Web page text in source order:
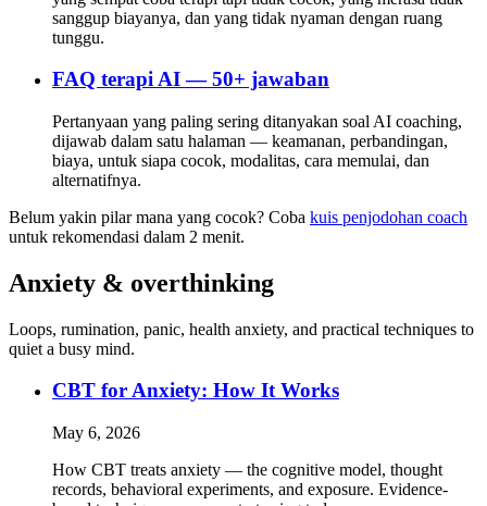
sanggup biayanya, dan yang tidak nyaman dengan ruang
tunggu.
FAQ terapi AI — 50+ jawaban
Pertanyaan yang paling sering ditanyakan soal AI coaching,
dijawab dalam satu halaman — keamanan, perbandingan,
biaya, untuk siapa cocok, modalitas, cara memulai, dan
alternatifnya.
Belum yakin pilar mana yang cocok? Coba kuis penjodohan coach
untuk rekomendasi dalam 2 menit.
Anxiety & overthinking
Loops, rumination, panic, health anxiety, and practical techniques to
quiet a busy mind.
CBT for Anxiety: How It Works
May 6, 2026
How CBT treats anxiety — the cognitive model, thought
records, behavioral experiments, and exposure. Evidence-